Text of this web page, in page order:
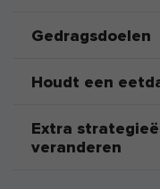
Gedragsdoelen
Houdt een
Extra
veranderen